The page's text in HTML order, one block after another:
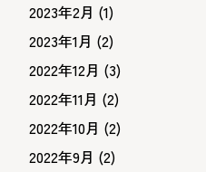
2023年2月 (1)
2023年1月 (2)
2022年12月 (3)
2022年11月 (2)
2022年10月 (2)
2022年9月 (2)